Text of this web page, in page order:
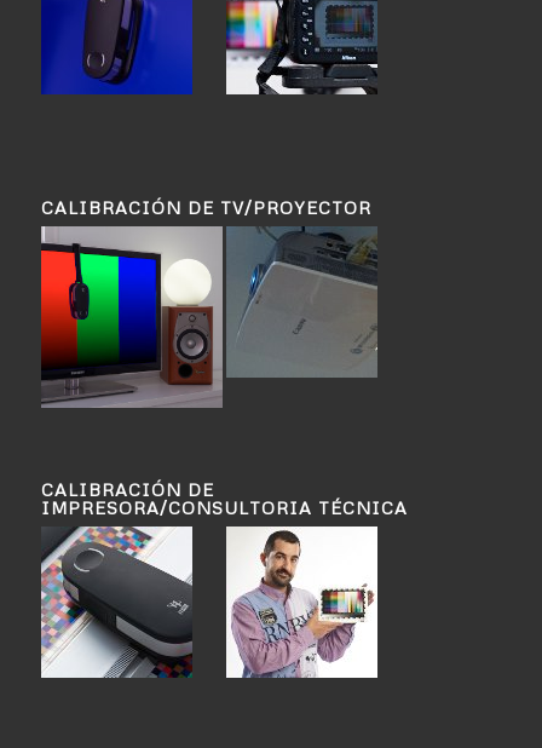
CALIBRACIÓN DE TV/PROYECTOR
CALIBRACIÓN DE
IMPRESORA/CONSULTORIA TÉCNICA